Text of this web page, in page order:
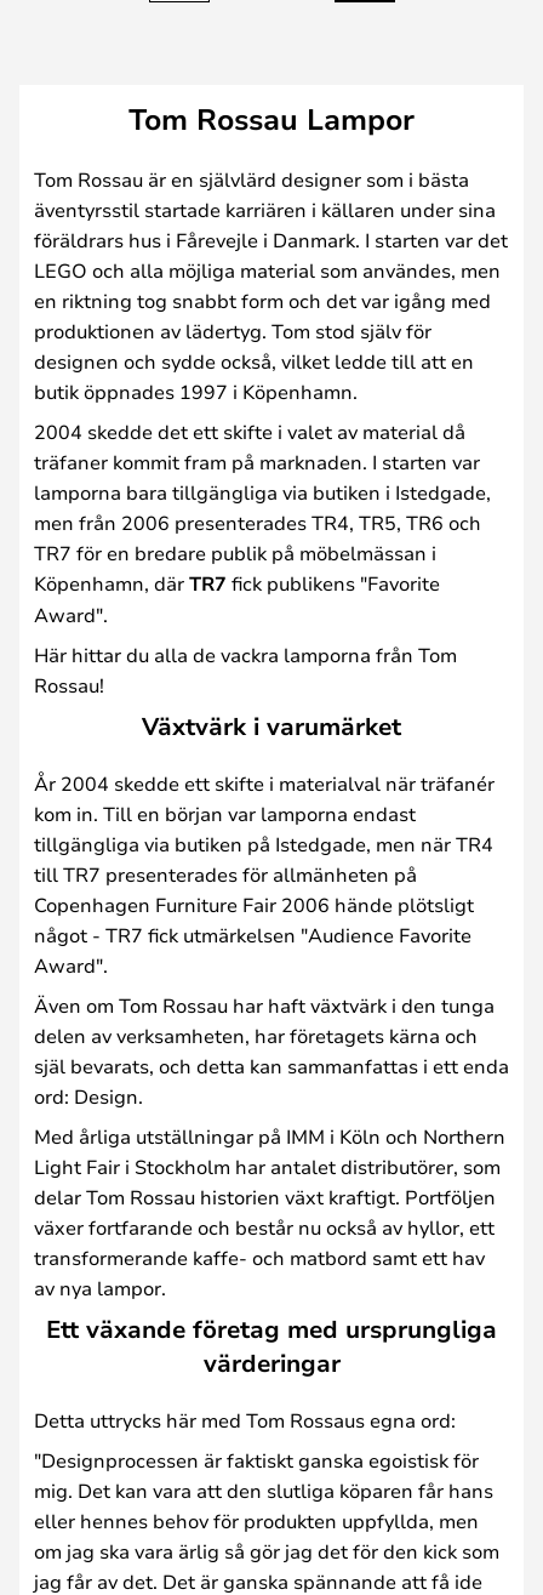
Tom Rossau Lampor
Tom Rossau är en självlärd designer som i bästa
äventyrsstil startade karriären i källaren under sina
föräldrars hus i Fårevejle i Danmark. I starten var det
LEGO och alla möjliga material som användes, men
en riktning tog snabbt form och det var igång med
produktionen av lädertyg. Tom stod själv för
designen och sydde också, vilket ledde till att en
butik öppnades 1997 i Köpenhamn.
2004 skedde det ett skifte i valet av material då
träfaner kommit fram på marknaden. I starten var
lamporna bara tillgängliga via butiken i Istedgade,
men från 2006 presenterades TR4, TR5, TR6 och
TR7 för en bredare publik på möbelmässan i
Köpenhamn, därTR7 fick publikens "Favorite
Award".
Här hittar du alla de vackra lamporna från Tom
Rossau!
Växtvärk i varumärket
År 2004 skedde ett skifte i materialval när träfanér
kom in. Till en början var lamporna endast
tillgängliga via butiken på Istedgade, men när TR4
till TR7 presenterades för allmänheten på
Copenhagen Furniture Fair 2006 hände plötsligt
något - TR7 fick utmärkelsen "Audience Favorite
Award".
Även om Tom Rossau har haft växtvärk i den tunga
delen av verksamheten, har företagets kärna och
själ bevarats, och detta kan sammanfattas i ett enda
ord: Design.
Med årliga utställningar på IMM i Köln och Northern
Light Fair i Stockholm har antalet distributörer, som
delar Tom Rossau historien växt kraftigt. Portföljen
växer fortfarande och består nu också av hyllor, ett
transformerande kaffe- och matbord samt ett hav
av nya lampor.
Ett växande företag med ursprungliga
värderingar
Detta uttrycks här med Tom Rossaus egna ord:
"Designprocessen är faktiskt ganska egoistisk för
mig. Det kan vara att den slutliga köparen får hans
eller hennes behov för produkten uppfyllda, men
om jag ska vara ärlig så gör jag det för den kick som
jag får av det. Det är ganska spännande att få ide